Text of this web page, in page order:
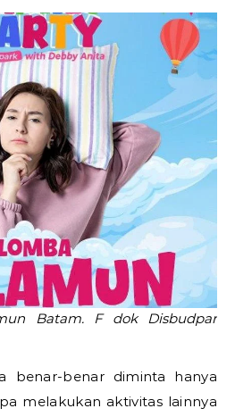
Batam. F dok Disbudpar
benar-benar diminta hanya
melakukan aktivitas lainnya